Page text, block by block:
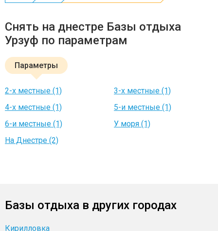
Снять на днестре Базы отдыха
Урзуф по параметрам
Параметры
2-х местные (1)
3-х местные (1)
4-х местные (1)
5-и местные (1)
6-и местные (1)
У моря (1)
На Днестре (2)
Базы отдыха в других городах
Кирилловка